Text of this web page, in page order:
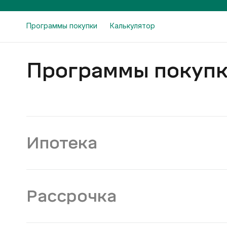
Программы покупки Калькулятор
Программы
Ипотека
Рассрочка